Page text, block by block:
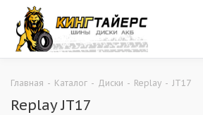
Главная - Каталог - Диски - Replay - JT17
Replay JT17